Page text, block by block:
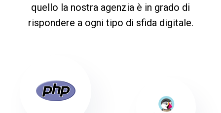
quello la nostra agenzia è in grado di
rispondere a ogni tipo di sfida digitale.